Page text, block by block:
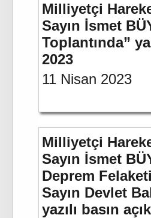
Milliyetçi
Sayın İsmet
Toplantında”
2023
11 Nisan 2023
Milliyetçi
Sayın İsmet
Deprem
Sayın Devlet
yazılı basın